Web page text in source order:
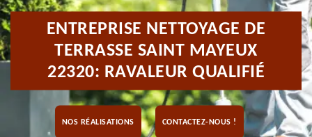
ENTREPRISE NETTOYAGE DE
TERRASSE SAINT MAYEUX
22320: RAVALEUR QUALIFIÉ
NOS RÉALISATIONS CONTACTEZ-NOUS !